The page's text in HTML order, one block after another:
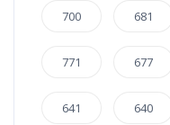
700 681
771 677
641 640